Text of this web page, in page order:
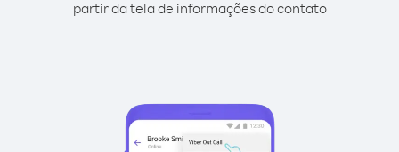
partir da tela de informações do contato